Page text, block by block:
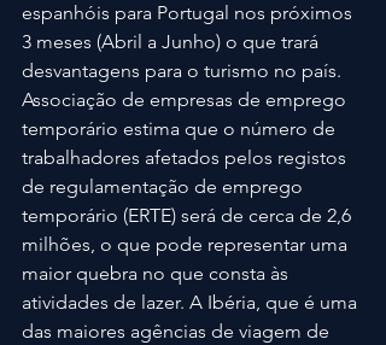
espanhóis para Portugal nos próximos
3 meses (Abril a Junho) o que trará
desvantagens para o turismo no país.
Associação de empresas de emprego
temporário estima que o número de
trabalhadores afetados pelos registos
de regulamentação de emprego
temporário (ERTE) será de cerca de 2,6
milhões, o que pode representar uma
maior quebra no que consta às
atividades de lazer. A Ibéria, que é uma
das maiores agências de viagem de